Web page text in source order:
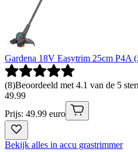
Gardena 18V Easytrim 25cm P4A
(8)Beoordeeld met 4.1 van de 5
49.99
Prijs: 49.99 euro
Bekijk alles in accu grastrimmer